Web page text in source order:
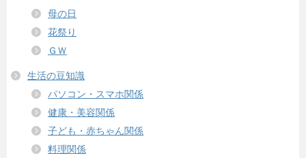
母の日
花祭り
ＧＷ
生活の豆知識
パソコン・スマホ関係
健康・美容関係
子ども・赤ちゃん関係
料理関係